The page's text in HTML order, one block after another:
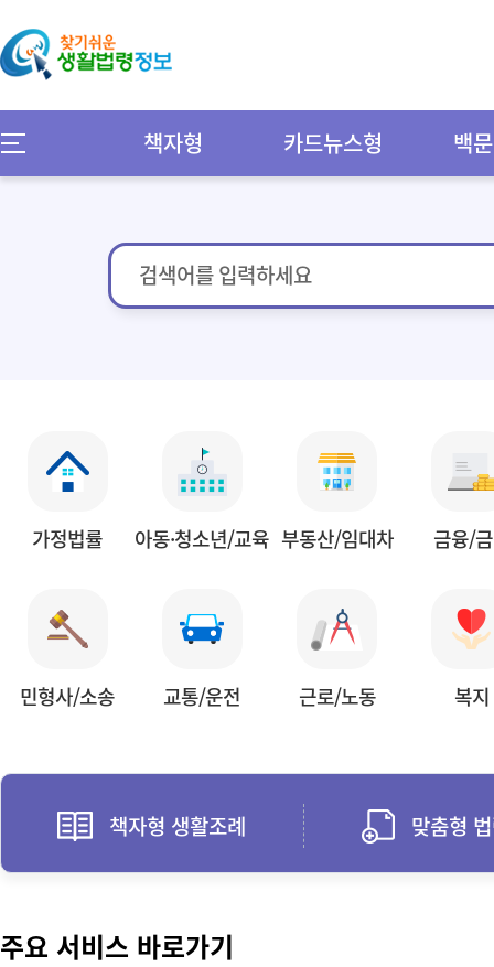
책자형 카드뉴스형 백
가정법률 아동·청소년/교육 부동산/임대차 금융/
민형사/소송 교통/운전 근로/노동 복지
책자형 생활조례 맞춤형
주요 서비스 바로가기